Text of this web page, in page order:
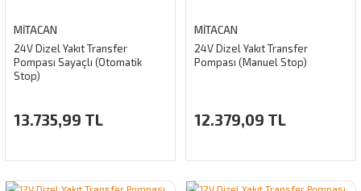
MİTACAN
24V Dizel Yakıt Transfer
Pompası Sayaçlı (Otomatik
Stop)
13.735,99 TL
MİTACAN
24V Dizel Yakıt Transfer
Pompası (Manuel Stop)
12.379,09 TL